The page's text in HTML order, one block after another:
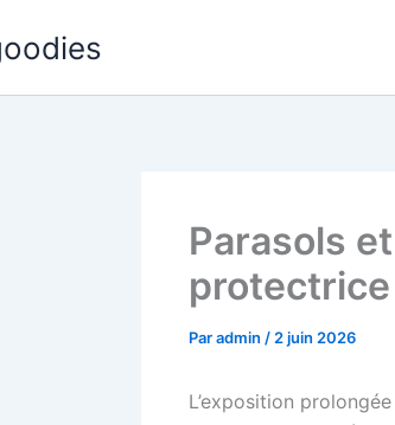
Parasols
protectrice
Paradmin / 2 juin 2026
L’exposition